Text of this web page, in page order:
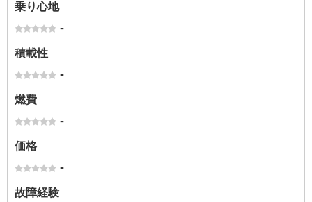
乗り心地
-
積載性
-
燃費
-
価格
-
故障経験